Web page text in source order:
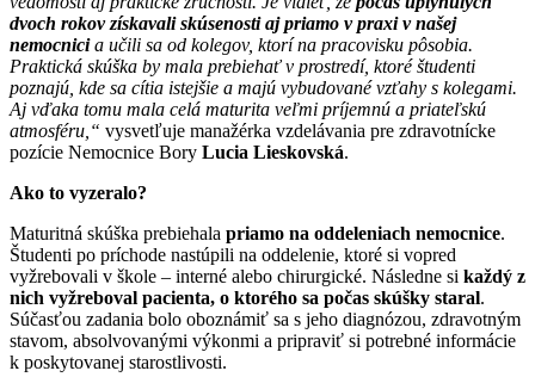
dvoch rokov získavali skúsenosti aj priamo v praxi v našej
nemocnicia učili sa od kolegov, ktorí na pracovisku pôsobia.
Praktická skúška by mala prebiehať v prostredí, ktoré študenti
poznajú, kde sa cítia istejšie a majú vybudované vzťahy s kolegami.
Aj vďaka tomu mala celá maturita veľmi príjemnú a priateľskú
atmosféru,“ vysvetľuje manažérka vzdelávania pre zdravotnícke
pozície Nemocnice Bory Lucia Lieskovská.
Ako to vyzeralo?
Maturitná skúška prebiehala priamo na oddeleniach nemocnice.
Študenti po príchode nastúpili na oddelenie, ktoré si vopred
vyžrebovali v škole – interné alebo chirurgické. Následne si každý z
nich vyžreboval pacienta, o ktorého sa počas skúšky staral.
Súčasťou zadania bolo oboznámiť sa s jeho diagnózou, zdravotným
stavom, absolvovanými výkonmi a pripraviť si potrebné informácie
k poskytovanej starostlivosti.